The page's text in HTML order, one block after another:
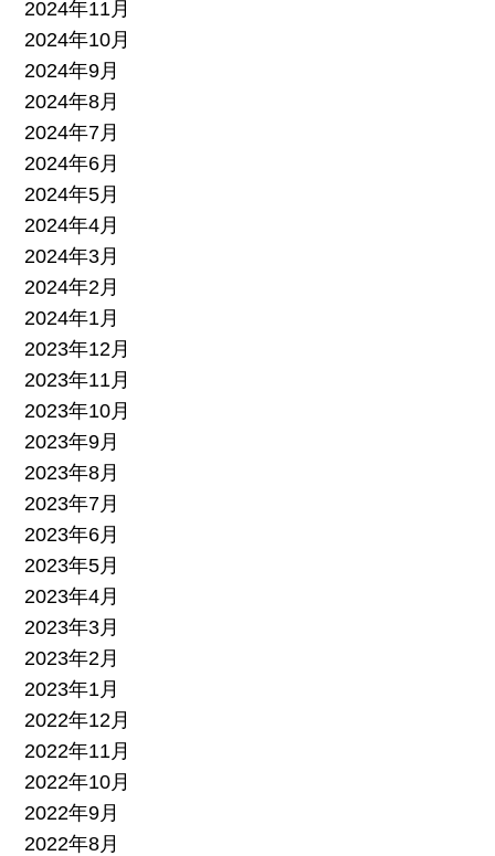
2024年11月
2024年10月
2024年9月
2024年8月
2024年7月
2024年6月
2024年5月
2024年4月
2024年3月
2024年2月
2024年1月
2023年12月
2023年11月
2023年10月
2023年9月
2023年8月
2023年7月
2023年6月
2023年5月
2023年4月
2023年3月
2023年2月
2023年1月
2022年12月
2022年11月
2022年10月
2022年9月
2022年8月